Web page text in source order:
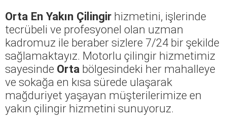
Orta En Yakın Çilingir hizmetini, işlerinde
tecrübeli ve profesyonel olan uzman
kadromuz ile beraber sizlere 7/24 bir şekilde
sağlamaktayız. Motorlu çilingir hizmetimiz
sayesinde Orta bölgesindeki her mahalleye
ve sokağa en kısa sürede ulaşarak
mağduriyet yaşayan müşterilerimize en
yakın çilingir hizmetini sunuyoruz.